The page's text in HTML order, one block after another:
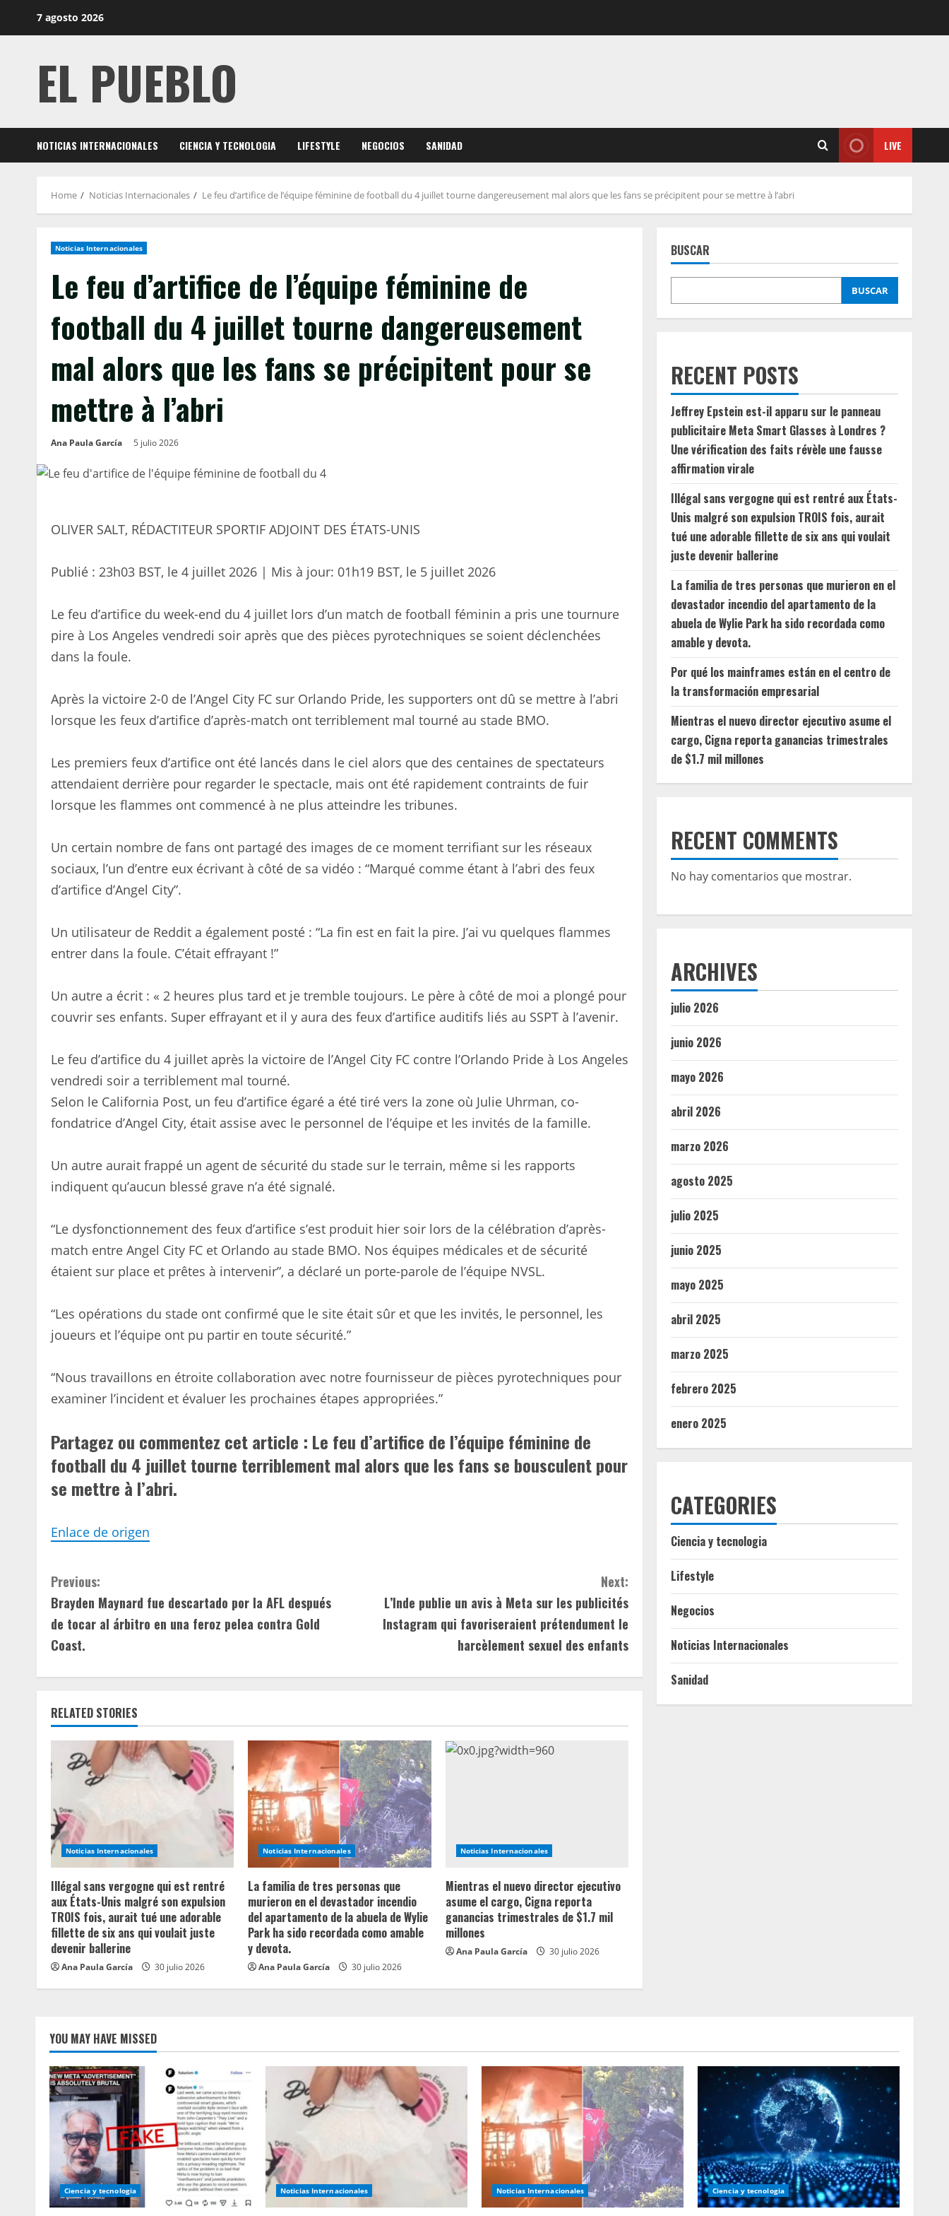
7 agosto 2026
EL PUEBLO
NOTICIAS INTERNACIONALES CIENCIA Y TECNOLOGIA LIFESTYLE NEGOCIOS SANIDAD LIVE
Home Noticias Internacionales Le feu d’artifice de l’équipe féminine de football du 4 juillet tourne dangereusement mal alors que les fans se précipitent pour se mettre à l’abri
Noticias Internacionales
Le feu d’artifice de l’équipe féminine de
football du 4 juillet tourne dangereusement
mal alors que les fans se précipitent pour se
mettre à l’abri
Ana Paula García 5 julio 2026
OLIVER SALT, RÉDACTITEUR SPORTIF ADJOINT DES ÉTATS-UNIS
Publié : 23h03 BST, le 4 juillet 2026 | Mis à jour: 01h19 BST, le 5 juillet 2026
Le feu d’artifice du week-end du 4 juillet lors d’un match de football féminin a pris une tournure
pire à Los Angeles vendredi soir après que des pièces pyrotechniques se soient déclenchées
dans la foule.
Après la victoire 2-0 de l’Angel City FC sur Orlando Pride, les supporters ont dû se mettre à l’abri
lorsque les feux d’artifice d’après-match ont terriblement mal tourné au stade BMO.
Les premiers feux d’artifice ont été lancés dans le ciel alors que des centaines de spectateurs
attendaient derrière pour regarder le spectacle, mais ont été rapidement contraints de fuir
lorsque les flammes ont commencé à ne plus atteindre les tribunes.
Un certain nombre de fans ont partagé des images de ce moment terrifiant sur les réseaux
sociaux, l’un d’entre eux écrivant à côté de sa vidéo : “Marqué comme étant à l’abri des feux
d’artifice d’Angel City”.
Un utilisateur de Reddit a également posté : “La fin est en fait la pire. J’ai vu quelques flammes
entrer dans la foule. C’était effrayant !”
Un autre a écrit : « 2 heures plus tard et je tremble toujours. Le père à côté de moi a plongé pour
couvrir ses enfants. Super effrayant et il y aura des feux d’artifice auditifs liés au SSPT à l’avenir.
Le feu d’artifice du 4 juillet après la victoire de l’Angel City FC contre l’Orlando Pride à Los Angeles
vendredi soir a terriblement mal tourné.
Selon le California Post, un feu d’artifice égaré a été tiré vers la zone où Julie Uhrman, co-
fondatrice d’Angel City, était assise avec le personnel de l’équipe et les invités de la famille.
Un autre aurait frappé un agent de sécurité du stade sur le terrain, même si les rapports
indiquent qu’aucun blessé grave n’a été signalé.
“Le dysfonctionnement des feux d’artifice s’est produit hier soir lors de la célébration d’après-
match entre Angel City FC et Orlando au stade BMO. Nos équipes médicales et de sécurité
étaient sur place et prêtes à intervenir”, a déclaré un porte-parole de l’équipe NVSL.
“Les opérations du stade ont confirmé que le site était sûr et que les invités, le personnel, les
joueurs et l’équipe ont pu partir en toute sécurité.”
“Nous travaillons en étroite collaboration avec notre fournisseur de pièces pyrotechniques pour
examiner l’incident et évaluer les prochaines étapes appropriées.”
Partagez ou commentez cet article : Le feu d’artifice de l’équipe féminine de
football du 4 juillet tourne terriblement mal alors que les fans se bousculent pour
se mettre à l’abri.
Enlace de origen
C
o
n
t
i
n
u
R
e
a
d
i
n
Previous:
Brayden Maynard fue descartado por la AFL después
de tocar al árbitro en una feroz pelea contra Gold
Coast.
Next:
L’Inde publie un avis à Meta sur les publicités
Instagram qui favoriseraient prétendument le
harcèlement sexuel des enfants
RELATED STORIES
Noticias Internacionales
Illégal sans vergogne qui est rentré
aux États-Unis malgré son expulsion
TROIS fois, aurait tué une adorable
fillette de six ans qui voulait juste
devenir ballerine
Ana Paula García 30 julio 2026
Noticias Internacionales
La familia de tres personas que
murieron en el devastador incendio
del apartamento de la abuela de Wylie
Park ha sido recordada como amable
y devota.
Ana Paula García 30 julio 2026
Noticias Internacionales
Mientras el nuevo director ejecutivo
asume el cargo, Cigna reporta
ganancias trimestrales de $1.7 mil
millones
Ana Paula García 30 julio 2026
BUSCAR
BUSCAR
RECENT POSTS
Jeffrey Epstein est-il apparu sur le panneau
publicitaire Meta Smart Glasses à Londres ?
Une vérification des faits révèle une fausse
affirmation virale
Illégal sans vergogne qui est rentré aux États-
Unis malgré son expulsion TROIS fois, aurait
tué une adorable fillette de six ans qui voulait
juste devenir ballerine
La familia de tres personas que murieron en el
devastador incendio del apartamento de la
abuela de Wylie Park ha sido recordada como
amable y devota.
Por qué los mainframes están en el centro de
la transformación empresarial
Mientras el nuevo director ejecutivo asume el
cargo, Cigna reporta ganancias trimestrales
de $1.7 mil millones
RECENT COMMENTS
No hay comentarios que mostrar.
ARCHIVES
julio 2026
junio 2026
mayo 2026
abril 2026
marzo 2026
agosto 2025
julio 2025
junio 2025
mayo 2025
abril 2025
marzo 2025
febrero 2025
enero 2025
CATEGORIES
Ciencia y tecnologia
Lifestyle
Negocios
Noticias Internacionales
Sanidad
YOU MAY HAVE MISSED
Ciencia y tecnologia Noticias Internacionales Noticias Internacionales Ciencia y tecnologia